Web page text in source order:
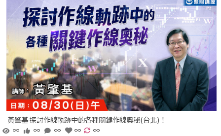
黃肇基 探討作線軌跡中的各種關鍵作線奧秘(台北)！
∞
∞ ∞ ∞ ∞